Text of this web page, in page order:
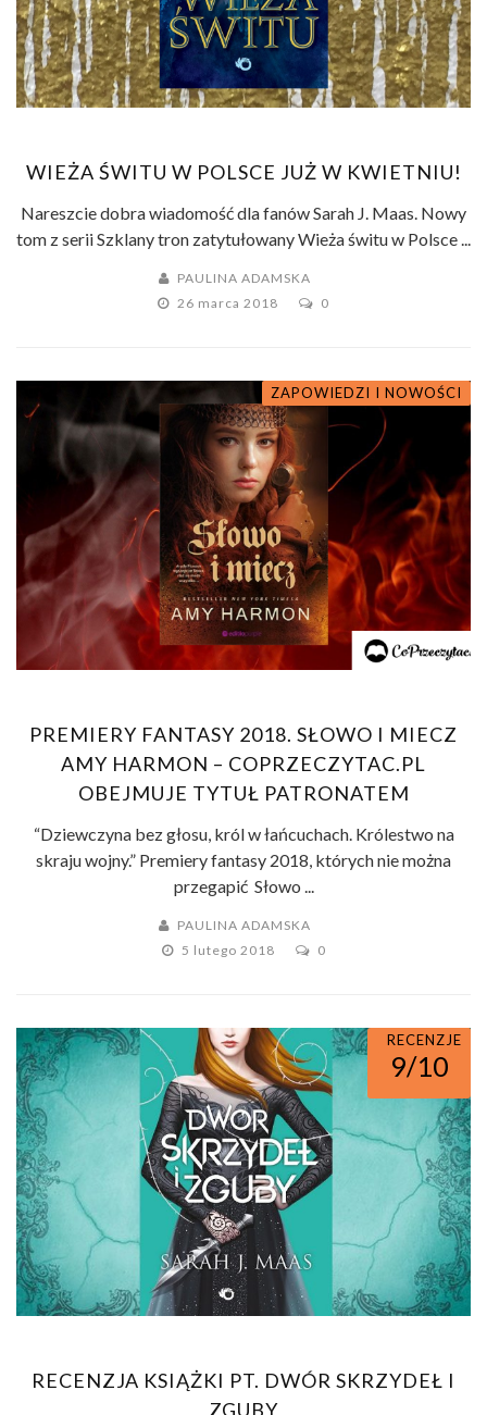
WIEŻA ŚWITU W POLSCE JUŻ W KWIETNIU!
Nareszcie dobra wiadomość dla fanów Sarah J. Maas. Nowy
tom z serii Szklany tron zatytułowany Wieża świtu w Polsce ...
PAULINA ADAMSKA
26 marca 2018
0
ZAPOWIEDZI I NOWOŚCI
PREMIERY FANTASY 2018. SŁOWO I MIECZ
AMY HARMON – COPRZECZYTAC.PL
OBEJMUJE TYTUŁ PATRONATEM
“Dziewczyna bez głosu, król w łańcuchach. Królestwo na
skraju wojny.” Premiery fantasy 2018, których nie można
przegapić Słowo ...
PAULINA ADAMSKA
5 lutego 2018
0
RECENZJE
9/10
RECENZJA KSIĄŻKI PT. DWÓR SKRZYDEŁ I
ZGUBY